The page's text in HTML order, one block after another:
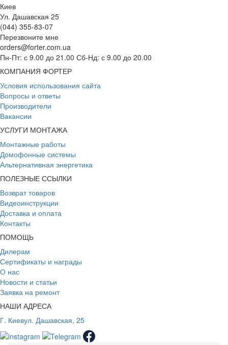
Киев
Ул. Дашавская 25
(044) 355-83-07
Перезвоните мне
orders@forter.com.ua
Пн-Пт: с 9.00 до 21.00 Сб-Нд: с 9.00 до 20.00
КОМПАНИЯ ФОРТЕР
Условия использования сайта
Вопросы и ответы
Производители
Вакансии
УСЛУГИ МОНТАЖА
Монтажные работы
Домофонные системы
Альтернативная энергетика
ПОЛЕЗНЫЕ ССЫЛКИ
Возврат товаров
Видеоинструкции
Доставка и оплата
Контакты
ПОМОЩЬ
Дилерам
Сертификаты и награды
О нас
Новости и статьи
Заявка на ремонт
НАШИ АДРЕСА
Г. Киевул. Дашавская, 25